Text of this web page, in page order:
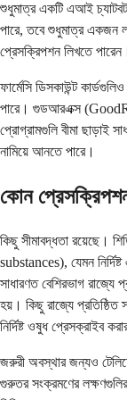
শুধুমাত্র একটি এআই
পারে, তবে শুধুমাত্র একজন
প্রেসক্রিপশন লিখতে পারেন।
ফার্মেসি ডিসকাউন্ট
পারে। গুডআরএক্স
প্রোগ্রামগুলি বীমা ছাড়াই
নামিয়ে আনতে পারে।
কোন
কিছু সীমাবদ্ধতা রয়েছে।
substances), যেমন
সাধারণত বেশিরভাগ রাজ্যে
হয়। কিছু রাজ্যে প্রতিষ্ঠিত
নির্দিষ্ট ওষুধ প্রেসক্রাইব
জরুরী অবস্থার জন্যও
গুরুতর সংক্রমণের